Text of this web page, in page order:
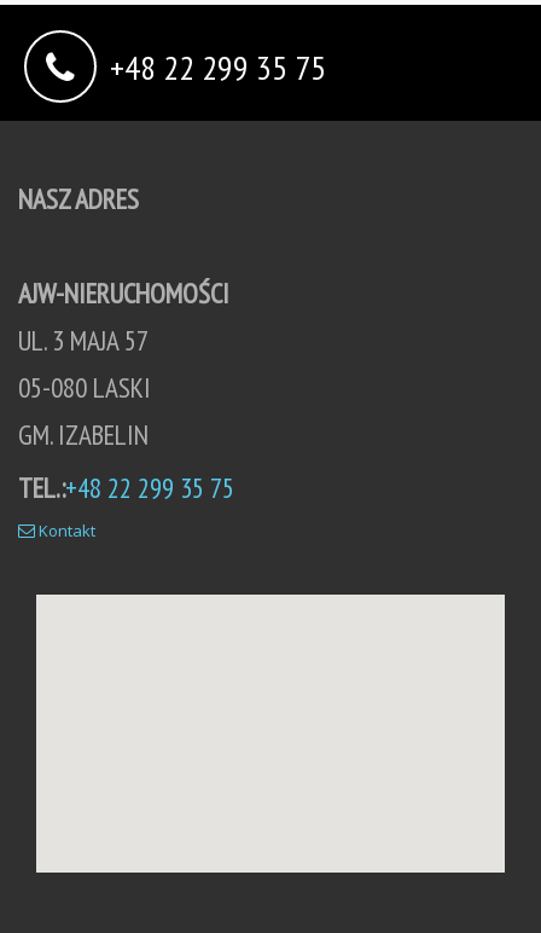
+48 22 299 35 75
NASZ ADRES
AJW-NIERUCHOMOŚCI
UL. 3 MAJA 57
05-080 LASKI
GM. IZABELIN
TEL.:+48 22 299 35 75
Kontakt